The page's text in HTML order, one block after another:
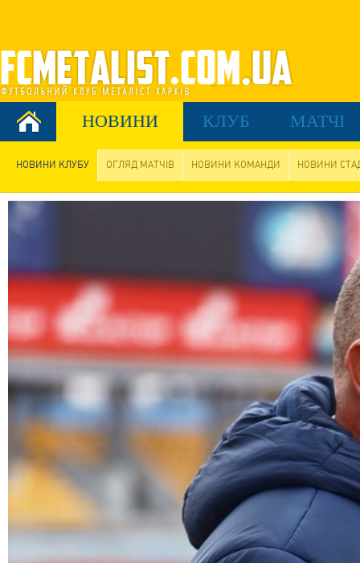
НОВИНИ КЛУБ МАТЧІ
НОВИНИ КЛУБУ ОГЛЯД МАТЧІВ НОВИНИ КОМАНДИ НОВИНИ